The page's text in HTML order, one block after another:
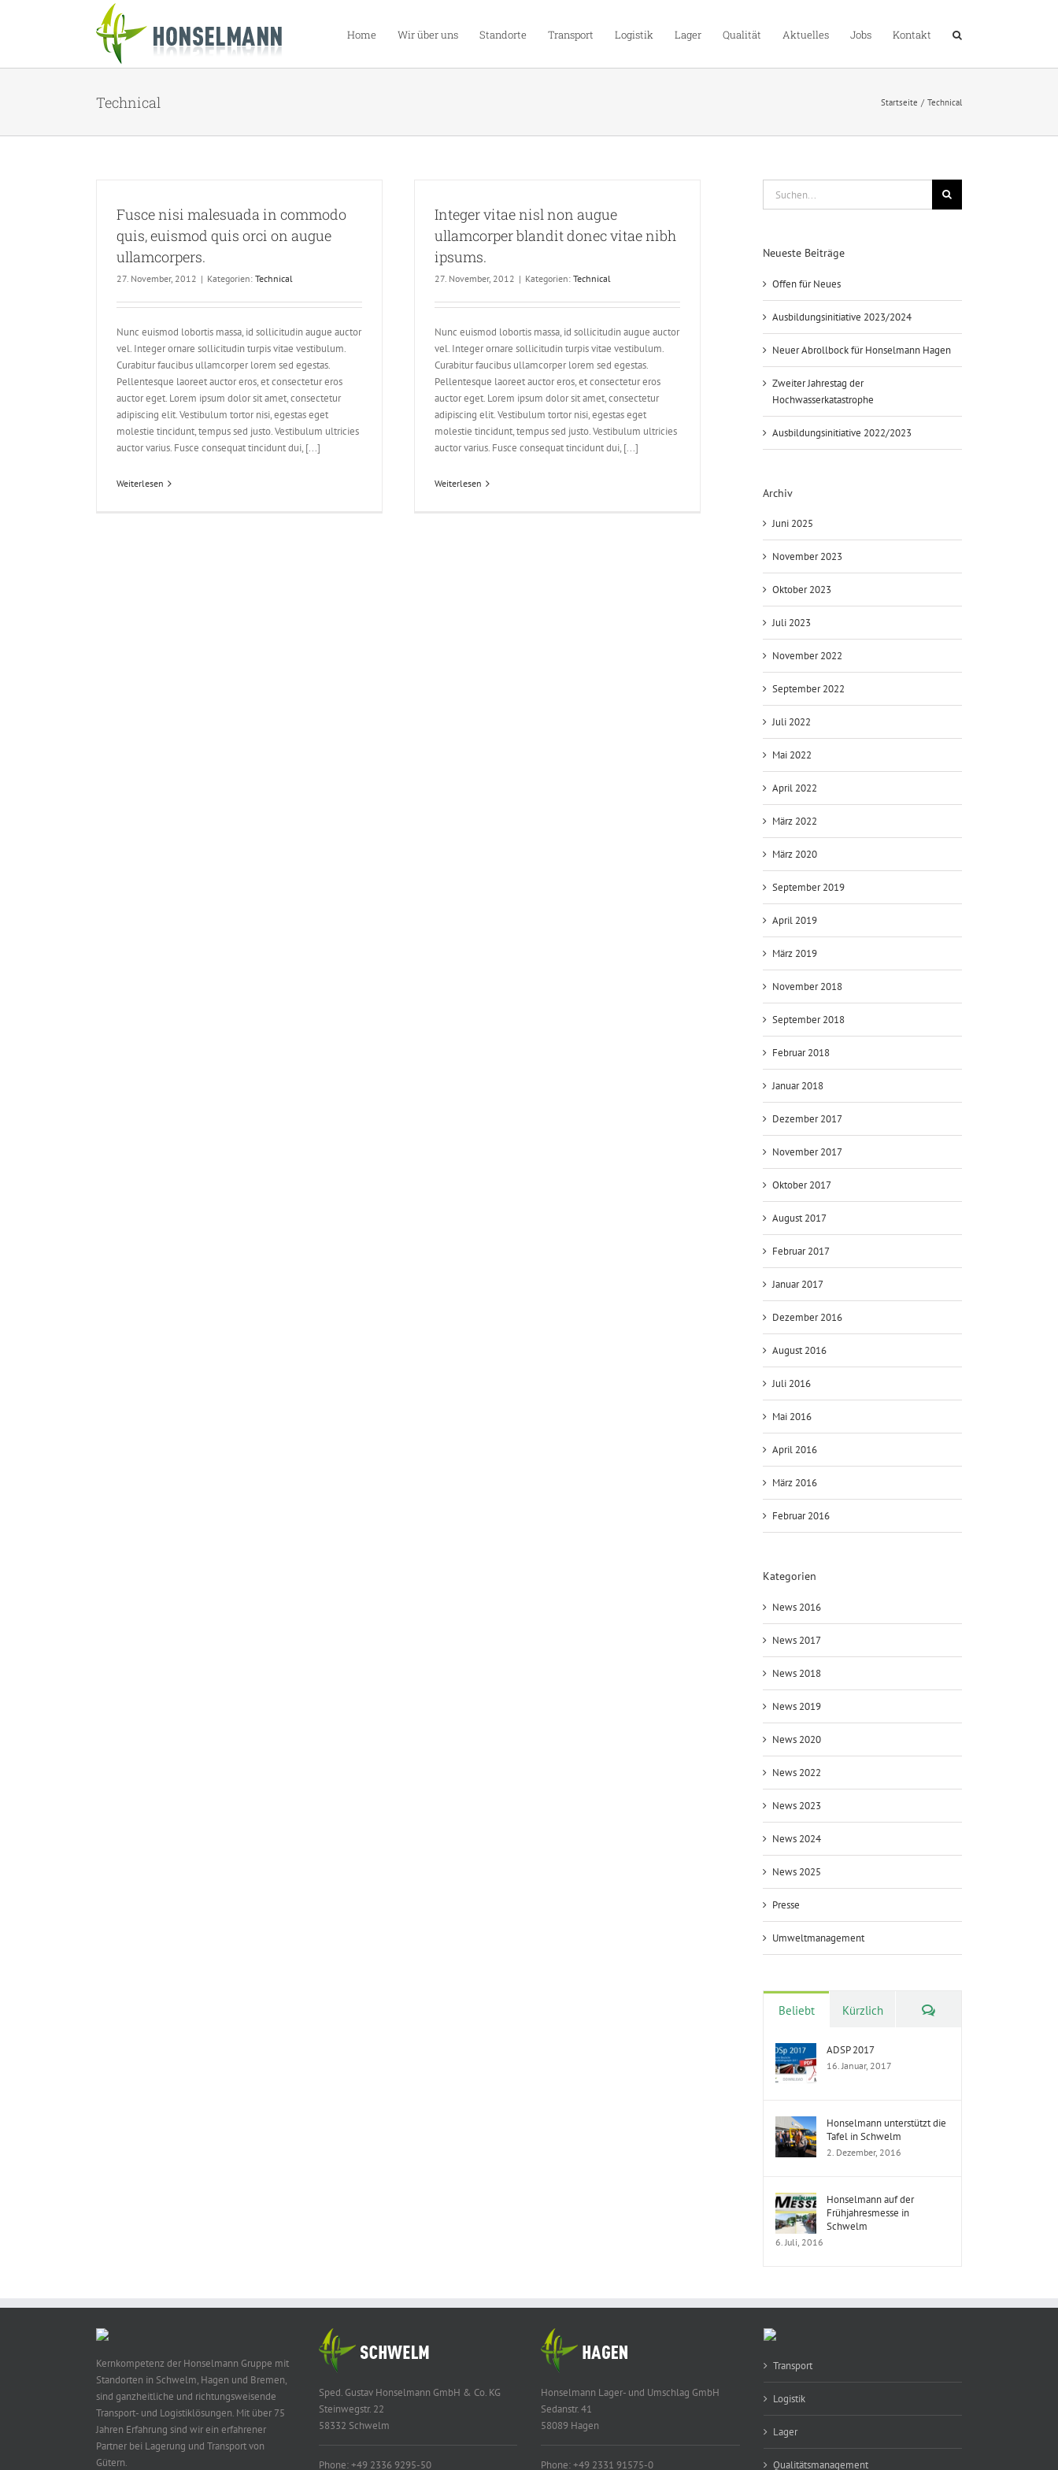
Home Wir über uns Standorte Transport Logistik Lager Qualität Aktuelles Jobs Kontakt
Technical Startseite Technical
Fusce nisi malesuada in commodo
quis, euismod quis orci on augue
ullamcorpers.
27. November, 2012 | Kategorien: Technical
Nunc euismod lobortis massa, id sollicitudin augue auctor
vel. Integer ornare sollicitudin turpis vitae vestibulum.
Curabitur faucibus ullamcorper lorem sed egestas.
Pellentesque laoreet auctor eros, et consectetur eros
auctor eget. Lorem ipsum dolor sit amet, consectetur
adipiscing elit. Vestibulum tortor nisi, egestas eget
molestie tincidunt, tempus sed justo. Vestibulum ultricies
auctor varius. Fusce consequat tincidunt dui, [...]
Weiterlesen
Integer vitae nisl non augue
ullamcorper blandit donec vitae nibh
ipsums.
27. November, 2012 | Kategorien: Technical
Nunc euismod lobortis massa, id sollicitudin augue auctor
vel. Integer ornare sollicitudin turpis vitae vestibulum.
Curabitur faucibus ullamcorper lorem sed egestas.
Pellentesque laoreet auctor eros, et consectetur eros
auctor eget. Lorem ipsum dolor sit amet, consectetur
adipiscing elit. Vestibulum tortor nisi, egestas eget
molestie tincidunt, tempus sed justo. Vestibulum ultricies
auctor varius. Fusce consequat tincidunt dui, [...]
Weiterlesen
Neueste Beiträge
Offen für Neues
Ausbildungsinitiative 2023/2024
Neuer Abrollbock für Honselmann Hagen
Zweiter Jahrestag der
Hochwasserkatastrophe
Ausbildungsinitiative 2022/2023
Archiv
Juni 2025
November 2023
Oktober 2023
Juli 2023
November 2022
September 2022
Juli 2022
Mai 2022
April 2022
März 2022
März 2020
September 2019
April 2019
März 2019
November 2018
September 2018
Februar 2018
Januar 2018
Dezember 2017
November 2017
Oktober 2017
August 2017
Februar 2017
Januar 2017
Dezember 2016
August 2016
Juli 2016
Mai 2016
April 2016
März 2016
Februar 2016
Kategorien
News 2016
News 2017
News 2018
News 2019
News 2020
News 2022
News 2023
News 2024
News 2025
Presse
Umweltmanagement
Beliebt Kürzlich Kommentare
ADSP 2017
16. Januar, 2017
Honselmann unterstützt die
Tafel in Schwelm
2. Dezember, 2016
Honselmann auf der
Frühjahresmesse in
Schwelm
6. Juli, 2016
Kernkompetenz der Honselmann Gruppe mit
Standorten in Schwelm, Hagen und Bremen,
sind ganzheitliche und richtungsweisende
Transport- und Logistiklösungen. Mit über 75
Jahren Erfahrung sind wir ein erfahrener
Partner bei Lagerung und Transport von
Gütern.
Sped. Gustav Honselmann GmbH & Co. KG
Steinwegstr. 22
58332 Schwelm
Phone: +49 2336 9295-50
Honselmann Lager- und Umschlag GmbH
Sedanstr. 41
58089 Hagen
Phone: +49 2331 91575-0
Transport
Logistik
Lager
Qualitätsmanagement